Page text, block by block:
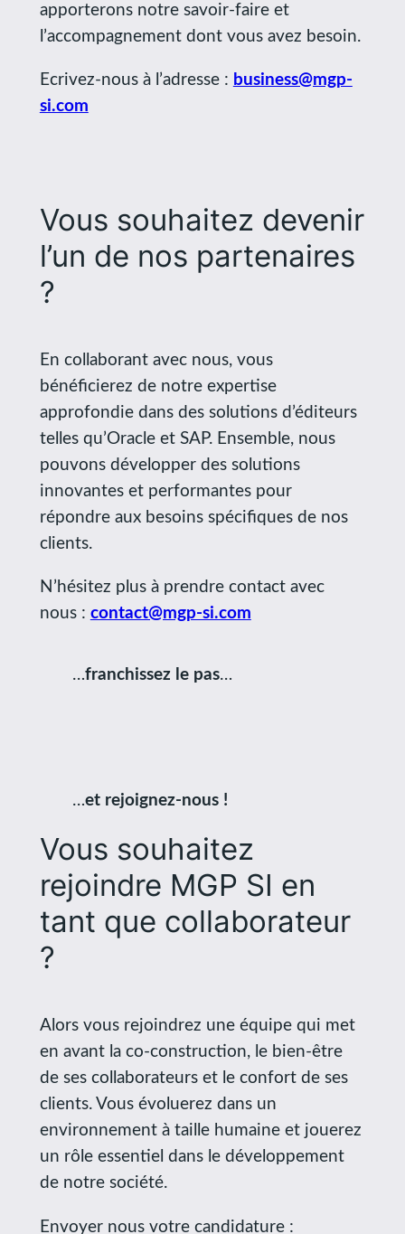
apporterons notre savoir-faire et
l’accompagnement dont vous avez besoin.
Ecrivez-nous à l’adresse : business@mgp-
si.com
Vous souhaitez devenir
l’un de nos partenaires
?
En collaborant avec nous, vous
bénéficierez de notre expertise
approfondie dans des solutions d’éditeurs
telles qu’Oracle et SAP. Ensemble, nous
pouvons développer des solutions
innovantes et performantes pour
répondre aux besoins spécifiques de nos
clients.
N’hésitez plus à prendre contact avec
nous : contact@mgp-si.com
…franchissez le pas…
…et rejoignez-nous !
Vous souhaitez
rejoindre MGP SI en
tant que collaborateur
?
Alors vous rejoindrez une équipe qui met
en avant la co-construction, le bien-être
de ses collaborateurs et le confort de ses
clients. Vous évoluerez dans un
environnement à taille humaine et jouerez
un rôle essentiel dans le développement
de notre société.
Envoyer nous votre candidature :